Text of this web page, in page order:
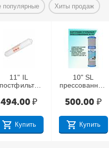
Хиты продаж
11" IL
постфильтр
финишной
494.00₽
Купить
10" SL
прессованный
500.00 ₽
Купить